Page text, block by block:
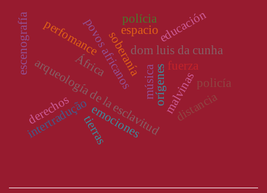
arqueología de la esclavitud
dom luis da cunha
soberanía
orígenesmalvinas
intertradução
povos africanos
África fuerza
emociones
escenografía perfomance espacio
distancia
derechos
policía
música
educación
polícia
tierras